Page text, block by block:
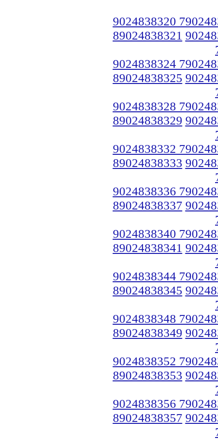
9024838320
89024838321
9024838324
89024838325
9024838328
89024838329
9024838332
89024838333
9024838336
89024838337
9024838340
89024838341
9024838344
89024838345
9024838348
89024838349
9024838352
89024838353
9024838356
89024838357